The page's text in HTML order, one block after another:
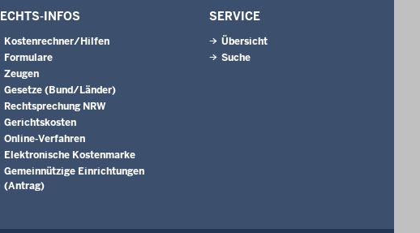
INFOS
Kostenrechner/Hilfen
Formulare
Zeugen
Gesetze (Bund/Länder)
Rechtsprechung NRW
Gerichtskosten
Online-Verfahren
Elektronische Kostenmarke
Gemeinnützige Einrichtungen
(Antrag)
SERVICE
Übersicht
Suche